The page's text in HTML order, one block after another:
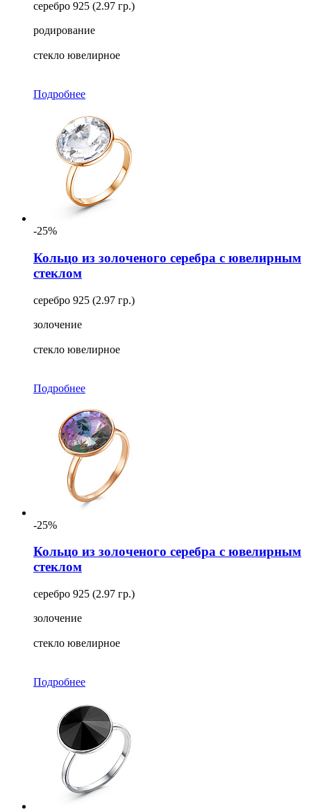
серебро 925 (2.97 гр.)
родирование
стекло ювелирное
Подробнее
-25%
Кольцо из золоченого серебра с ювелирным
стеклом
серебро 925 (2.97 гр.)
золочение
стекло ювелирное
Подробнее
-25%
Кольцо из золоченого серебра с ювелирным
стеклом
серебро 925 (2.97 гр.)
золочение
стекло ювелирное
Подробнее